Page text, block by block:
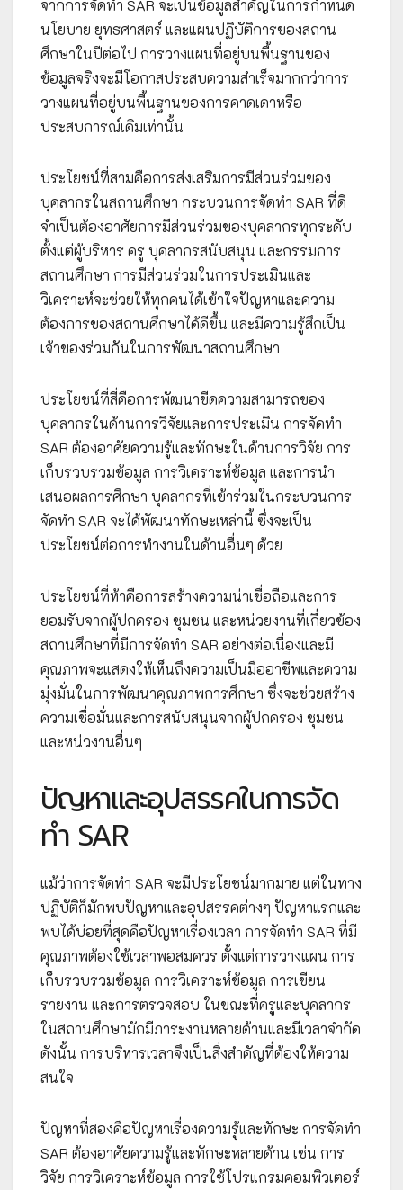
จากการจัดทำ SAR จะเป็นข้อมูลสำคัญในการกำหนด
นโยบาย ยุทธศาสตร์ และแผนปฏิบัติการของสถาน
ศึกษาในปีต่อไป การวางแผนที่อยู่บนพื้นฐานของ
ข้อมูลจริงจะมีโอกาสประสบความสำเร็จมากกว่าการ
วางแผนที่อยู่บนพื้นฐานของการคาดเดาหรือ
ประสบการณ์เดิมเท่านั้น
ประโยชน์ที่สามคือการส่งเสริมการมีส่วนร่วมของ
บุคลากรในสถานศึกษา กระบวนการจัดทำ SAR ที่ดี
จำเป็นต้องอาศัยการมีส่วนร่วมของบุคลากรทุกระดับ
ตั้งแต่ผู้บริหาร ครู บุคลากรสนับสนุน และกรรมการ
สถานศึกษา การมีส่วนร่วมในการประเมินและ
วิเคราะห์จะช่วยให้ทุกคนได้เข้าใจปัญหาและความ
ต้องการของสถานศึกษาได้ดีขึ้น และมีความรู้สึกเป็น
เจ้าของร่วมกันในการพัฒนาสถานศึกษา
ประโยชน์ที่สี่คือการพัฒนาขีดความสามารถของ
บุคลากรในด้านการวิจัยและการประเมิน การจัดทำ
SAR ต้องอาศัยความรู้และทักษะในด้านการวิจัย การ
เก็บรวบรวมข้อมูล การวิเคราะห์ข้อมูล และการนำ
เสนอผลการศึกษา บุคลากรที่เข้าร่วมในกระบวนการ
จัดทำ SAR จะได้พัฒนาทักษะเหล่านี้ ซึ่งจะเป็น
ประโยชน์ต่อการทำงานในด้านอื่นๆ ด้วย
ประโยชน์ที่ห้าคือการสร้างความน่าเชื่อถือและการ
ยอมรับจากผู้ปกครอง ชุมชน และหน่วยงานที่เกี่ยวข้อง
สถานศึกษาที่มีการจัดทำ SAR อย่างต่อเนื่องและมี
คุณภาพจะแสดงให้เห็นถึงความเป็นมืออาชีพและความ
มุ่งมั่นในการพัฒนาคุณภาพการศึกษา ซึ่งจะช่วยสร้าง
ความเชื่อมั่นและการสนับสนุนจากผู้ปกครอง ชุมชน
และหน่วงานอื่นๆ
ปัญหาและอุปสรรคในการจัด
ทำ SAR
แม้ว่าการจัดทำ SAR จะมีประโยชน์มากมาย แต่ในทาง
ปฏิบัติก็มักพบปัญหาและอุปสรรคต่างๆ ปัญหาแรกและ
พบได้บ่อยที่สุดคือปัญหาเรื่องเวลา การจัดทำ SAR ที่มี
คุณภาพต้องใช้เวลาพอสมควร ตั้งแต่การวางแผน การ
เก็บรวบรวมข้อมูล การวิเคราะห์ข้อมูล การเขียน
รายงาน และการตรวจสอบ ในขณะที่ครูและบุคลากร
ในสถานศึกษามักมีภาระงานหลายด้านและมีเวลาจำกัด
ดังนั้น การบริหารเวลาจึงเป็นสิ่งสำคัญที่ต้องให้ความ
สนใจ
ปัญหาที่สองคือปัญหาเรื่องความรู้และทักษะ การจัดทำ
SAR ต้องอาศัยความรู้และทักษะหลายด้าน เช่น การ
วิจัย การวิเคราะห์ข้อมูล การใช้โปรแกรมคอมพิวเตอร์